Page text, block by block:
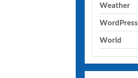
Weather
WordPress
World